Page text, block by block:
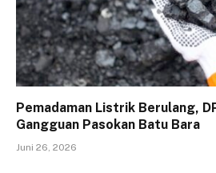
Pemadaman Listrik Berulang,
Gangguan Pasokan Batu Bara
Juni 26, 2026